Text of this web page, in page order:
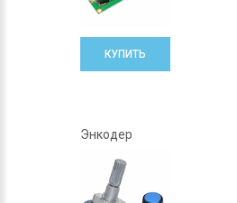
КУПИТЬ
Энкодер